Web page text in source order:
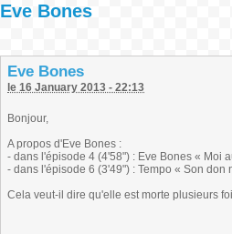
Eve Bones
Eve Bones
le 16 January 2013 - 22:13
Bonjour,
A propos d'Eve Bones :
- dans l'épisode 4 (4'58") : Eve Bones « Moi
- dans l'épisode 6 (3'49") : Tempo « Son don
Cela veut-il dire qu'elle est morte plusieurs